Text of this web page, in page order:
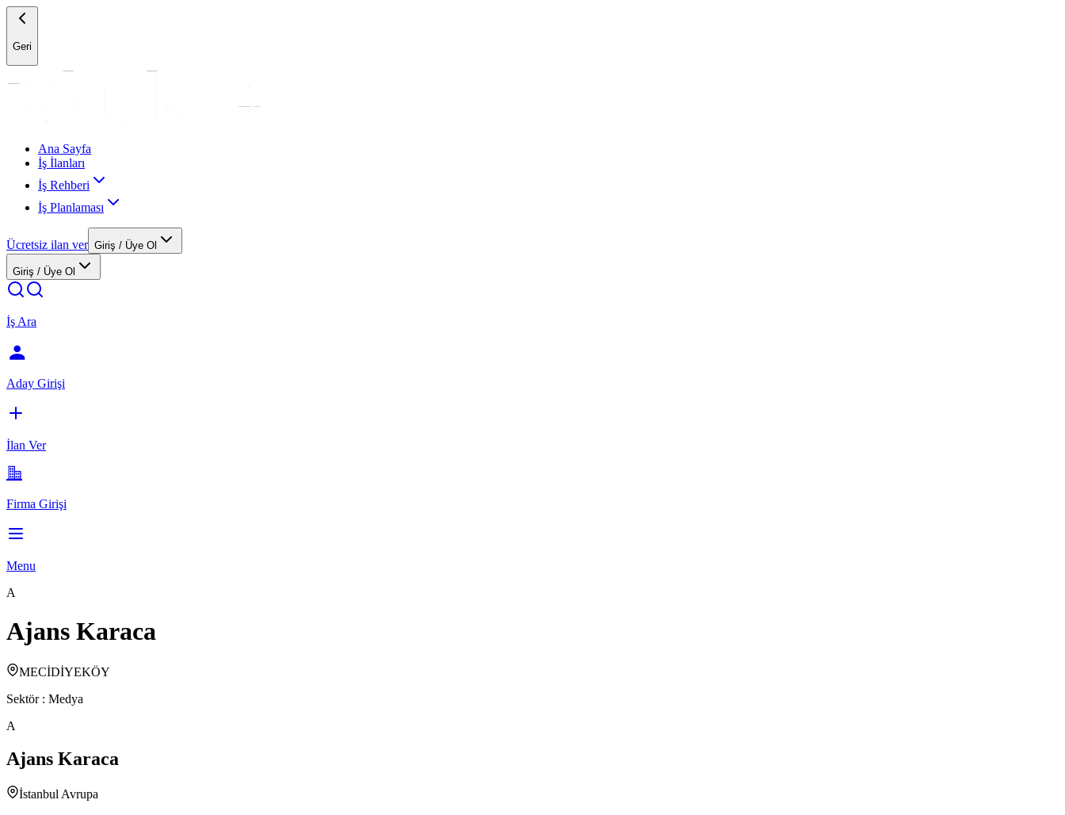
Geri
Ana Sayfa
İş İlanları
İş Rehberi
İş Planlaması
Ücretsiz ilan ver Giriş / Üye Ol
Giriş / Üye Ol
İş Ara
Aday Girişi
İlan Ver
Firma Girişi
Menu
A
Ajans Karaca
MECİDİYEKÖY
Sektör : Medya
A
Ajans Karaca
İstanbul Avrupa